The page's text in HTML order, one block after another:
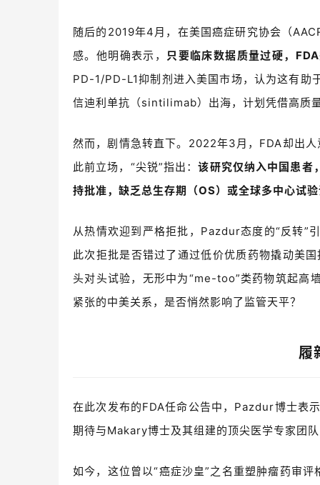
随后的2019年4月，在美国癌症研究协会（
感。他明确表示， 只要临床数据质量过硬， FDA
PD-1/PD-L1抑制剂进入美国市场，认为这有助
信迪利单抗（sintilimab）出海，计划凭借高质
然而，剧情急转直下。 2022年3月， FDA却出
此前立场，“尖锐”指出：该研究仅纳入中国患者
持批准，缺乏总生存期（OS）或全球多中心试验
从热情欢迎到严格拒批， Pazdur态度的“反转”
此次拒批是否错过了通过低价优质药物撬动美
头对头试验，无形中为“me-too”类药物筑起高
紧张的中美关系，是否悄然影响了监管天平？
履
在此次发布的FDA任命公告中， Pazdur博士表
期待与Makary博士及其组建的顶尖医学专家团
如今，这位曾以“癌症沙皇”之名重塑肿瘤药审